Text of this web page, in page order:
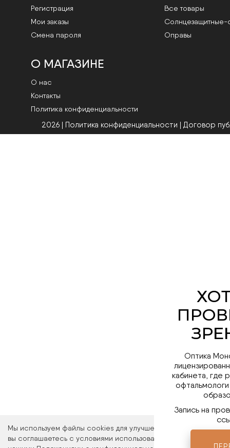
Мы используем файлы cookies для улучшения работы сайта.
вы соглашаетесь с условиями использования файлов cookies.
Регистрация
Мои заказы
Смена пароля
Все товары
Cолнцезащитные-
Оправы
О МАГАЗИНЕ
О нас
Контакты
Политика конфиденциальности
2026 | Политика конфиденциальности | Договор
Оптика
кабинета, где
Запись на